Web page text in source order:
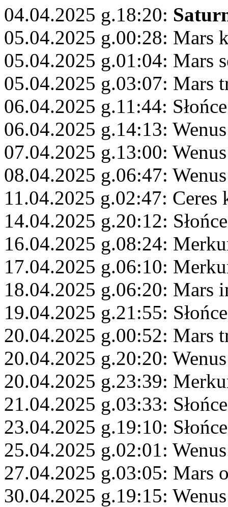
04.04.2025 g.18:20:
05.04.2025 g.00:28: Mars
05.04.2025 g.01:04: Mars
05.04.2025 g.03:07: Mars
06.04.2025 g.11:44:
06.04.2025 g.14:13:
07.04.2025 g.13:00:
08.04.2025 g.06:47:
11.04.2025 g.02:47: Ceres
14.04.2025 g.20:12:
16.04.2025 g.08:24:
17.04.2025 g.06:10:
18.04.2025 g.06:20: Mars
19.04.2025 g.21:55:
20.04.2025 g.00:52: Mars
20.04.2025 g.20:20:
20.04.2025 g.23:39:
21.04.2025 g.03:33:
23.04.2025 g.19:10:
25.04.2025 g.02:01:
27.04.2025 g.03:05: Mars
30.04.2025 g.19:15: